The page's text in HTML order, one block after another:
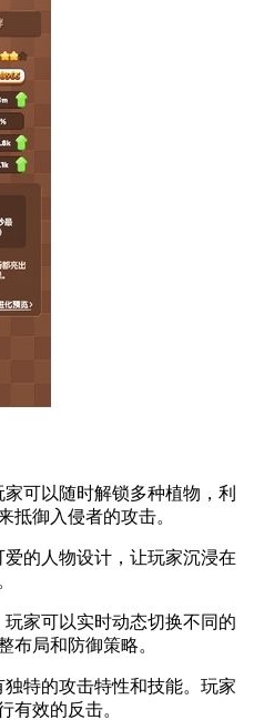
可以随时解锁多种植物，利
抵御入侵者的攻击。
的人物设计，让玩家沉浸在
家可以实时动态切换不同的
布局和防御策略。
特的攻击特性和技能。玩家
有效的反击。